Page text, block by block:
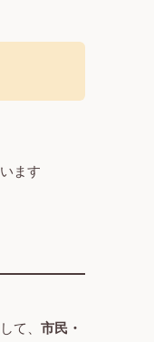
ます
て、 市民・